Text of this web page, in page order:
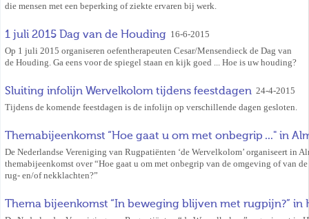
die mensen met een beperking of ziekte ervaren bij werk.
1 juli 2015 Dag van de Houding 16-6-2015
Op 1 juli 2015 organiseren oefentherapeuten Cesar/Mensendieck de Dag van
de Houding. Ga eens voor de spiegel staan en kijk goed ... Hoe is uw houding?
Sluiting infolijn Wervelkolom tijdens feestdagen 24-4-2015
Tijdens de komende feestdagen is de infolijn op verschillende dagen gesloten.
Themabijeenkomst “Hoe gaat u om met onbegrip ..." in
De Nederlandse Vereniging van Rugpatiënten ‘de Wervelkolom’ organiseert in
themabijeenkomst over “Hoe gaat u om met onbegrip van de omgeving of van
rug- en/of nekklachten?”
Thema bijeenkomst “In beweging blijven met rugpijn?” in